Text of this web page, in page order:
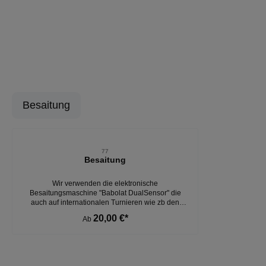
Besaitung
77
Besaitung
Wir verwenden die elektronische
Besaitungsmaschine "Babolat DualSensor" die
auch auf internationalen Turnieren wie zb den
verwendet werden.
Ab 20,00 €*